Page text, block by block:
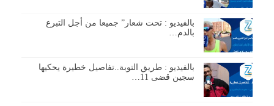
بالفيديو : تحت شعار” جميعا من أجل التبرع
بالدم…
بالفيديو : طريق التوبة..تفاصيل خطيرة يحكيها
سجين قضى 11…